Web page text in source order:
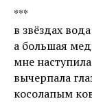
***
в звёздах
а большая
мне
вычерпала
косолапым